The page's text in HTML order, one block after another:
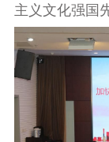
主义文化强国